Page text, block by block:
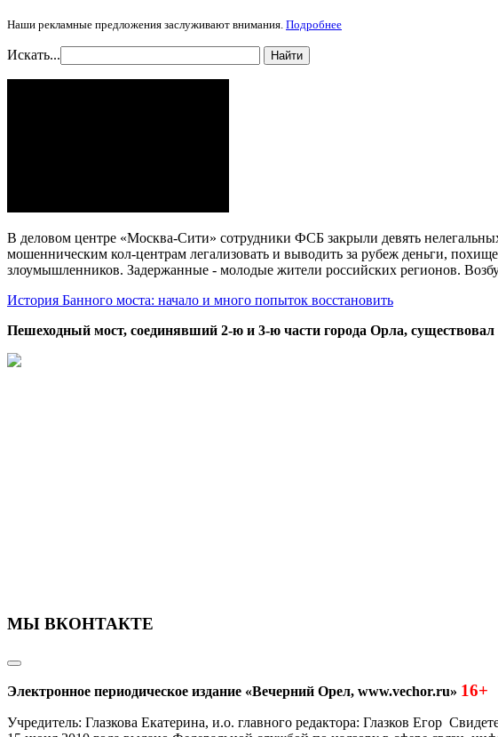
Наши рекламные предложения заслуживают внимания. Подробнее
Искать... Найти
В деловом центре «Москва-Сити» сотрудники ФСБ закрыли девять
мошенническим кол-центрам легализовать и выводить за рубеж деньги,
злоумышленников. Задержанные - молодые жители российских регионов.
История Банного моста: начало и много попыток восстановить
Пешеходный мост, соединявший 2-ю и 3-ю части города Орла,
МЫ ВКОНТАКТЕ
Электронное периодическое издание «Вечерний Орел, www.vechor.ru» 16+
Учредитель: Глазкова Екатерина, и.о. главного редактора: Глазков Егор